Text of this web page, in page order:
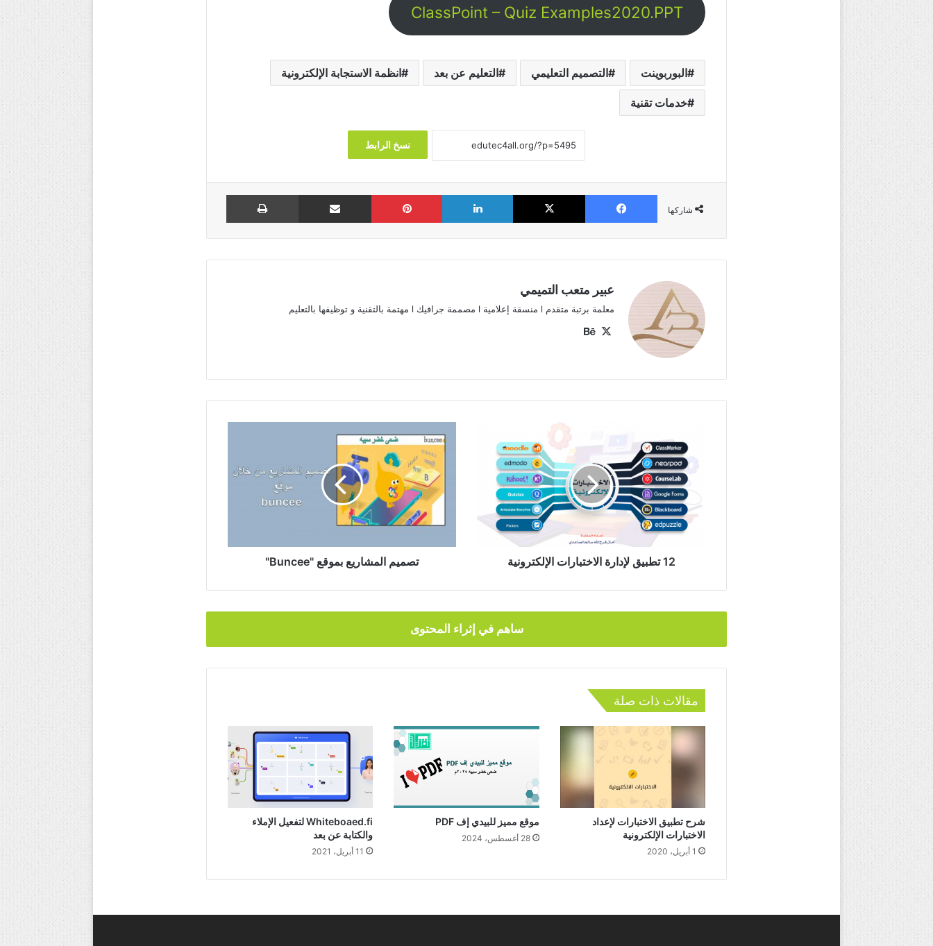
ClassPoint – Quiz Examples2020.PPT
البوربوينت التصميم التعليمي التعليم عن بعد انظمة الاستجابة الإلكترونية
خدمات تقنية
نسخ الرابط
شاركها
فيسبوك ‫X لينكدإن بينتيريست مشاركة عبر البريد طباعة
عبير متعب التميمي
معلمة برتبة متقدم l منسقة إعلامية l مصممة جرافيك l مهتمة بالتقنية و توظيفها بالتعليم
‫X
تطبيق
لإدارة
الاختبارات
الإلكترونية
12 تطبيق لإدارة الاختبارات الإلكترونية
المشاريع
بموقع
تصميم المشاريع بموقع "Buncee"
ساهم في إثراء المحتوى
مقالات ذات صلة
شرح تطبيق الاختبارات لإعداد
الاختبارات الإلكترونية
1 أبريل، 2020
موقع مميز للبيدي إف PDF
28 أغسطس، 2024
Whiteboaed.fi لتفعيل الإملاء
والكتابة عن بعد
11 أبريل، 2021